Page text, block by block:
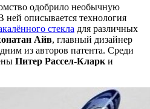
одобрило необычную
ней описывается технология
стекла для различных
Айв, главный дизайнер
из авторов патента. Среди
Питер Рассел-Кларк и